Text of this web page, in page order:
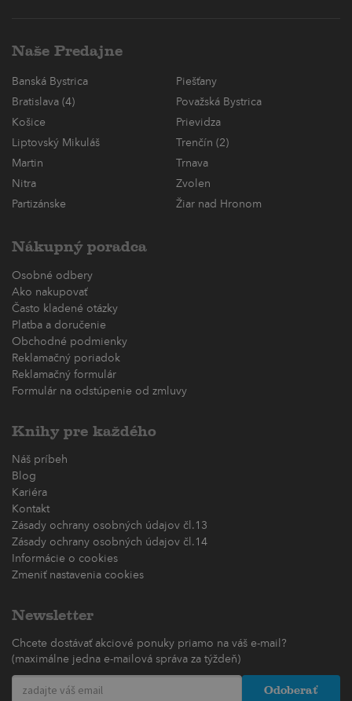
Naše Predajne
Banská Bystrica
Piešťany
Bratislava (4)
Považská Bystrica
Košice
Prievidza
Liptovský Mikuláš
Trenčín (2)
Martin
Trnava
Nitra
Zvolen
Partizánske
Žiar nad Hronom
Nákupný poradca
Osobné odbery
Ako nakupovať
Často kladené otázky
Platba a doručenie
Obchodné podmienky
Reklamačný poriadok
Reklamačný formulár
Formulár na odstúpenie od zmluvy
Knihy pre každého
Náš príbeh
Blog
Kariéra
Kontakt
Zásady ochrany osobných údajov čl.13
Zásady ochrany osobných údajov čl.14
Informácie o cookies
Zmeniť nastavenia cookies
Newsletter
Chcete dostávať akciové ponuky priamo na váš e-mail?
(maximálne jedna e-mailová správa za týždeň)
Odoberať